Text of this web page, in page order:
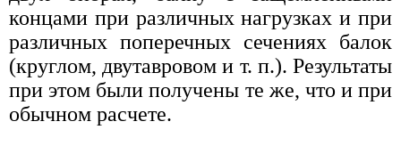
концами при различных нагрузках и при
различных поперечных сечениях балок
(круглом, двутавровом и т. п.). Результаты
при этом были получены те же, что и при
обычном расчете.